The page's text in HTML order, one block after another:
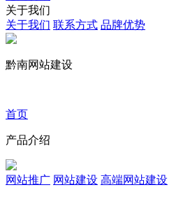
关于我们
关于我们 联系方式 品牌优势
黔南网站建设
首页
产品介绍
网站推广 网站建设 高端网站建设